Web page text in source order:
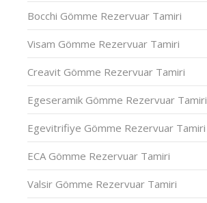
Bocchi Gömme Rezervuar Tamiri
Visam Gömme Rezervuar Tamiri
Creavit Gömme Rezervuar Tamiri
Egeseramik Gömme Rezervuar Tamiri
Egevitrifiye Gömme Rezervuar Tamiri
ECA Gömme Rezervuar Tamiri
Valsir Gömme Rezervuar Tamiri